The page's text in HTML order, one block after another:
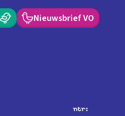
Nieuwsbrief VO